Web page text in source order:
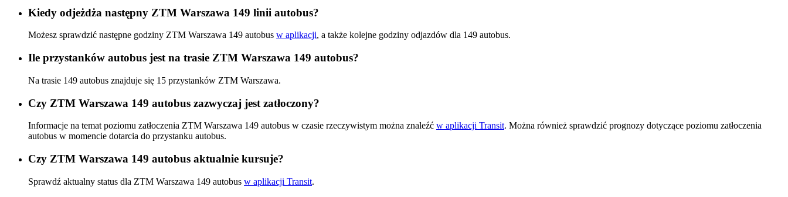
Kiedy odjeżdża następny ZTM Warszawa 149 linii autobus?
Możesz sprawdzić następne godziny ZTM Warszawa 149 autobus w aplikacji, a także kolejne godziny odjazdów dla 149 autobus.
Ile przystanków autobus jest na trasie ZTM Warszawa 149 autobus?
Na trasie 149 autobus znajduje się 15 przystanków ZTM Warszawa.
Czy ZTM Warszawa 149 autobus zazwyczaj jest zatłoczony?
Informacje na temat poziomu zatłoczenia ZTM Warszawa 149 autobus w czasie rzeczywistym można znaleźć w aplikacji Transit. Można również sprawdzić prognozy dotyczące poziomu zatłoczenia
autobus w momencie dotarcia do przystanku autobus.
Czy ZTM Warszawa 149 autobus aktualnie kursuje?
Sprawdź aktualny status dla ZTM Warszawa 149 autobus w aplikacji Transit.